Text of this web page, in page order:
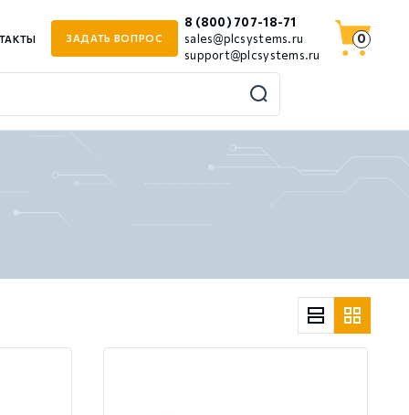
ЗАДАТЬ ВОПРОС
8 (800) 707-18-71
sales@plcsystems.ru
support@plcsystems.ru
0